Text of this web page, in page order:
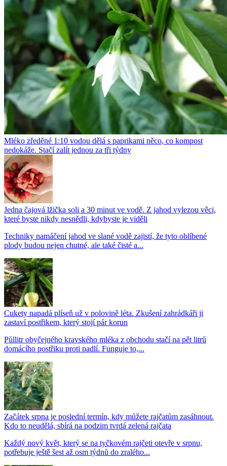
Mléko zředěné 1:10 vodou dělá s paprikami něco, co kompost
nedokáže. Stačí zalít jednou za tři týdny
Jedna čajová lžička soli a 30 minut ve vodě. Z jahod vylezou věci,
které byste nikdy nesnědli, kdybyste je viděli
Techniky namáčení jahod ve slané vodě zajistí, že tyto oblíbené
plody budou nejen chutné, ale také čisté a...
Cukety napadá plíseň už v polovině léta. Zkušení zahrádkáři ji
zastaví postřikem, který stojí pár korun
Půllitr obyčejného kravského mléka z obchodu stačí na pět litrů
domácího postřiku proti padlí. Funguje to,...
Začátek srpna je poslední termín, kdy můžete rajčatům zasáhnout.
Kdo to neudělá, sbírá na podzim tvrdá zelená rajčata
Každý nový květ, který se na tyčkovém rajčeti otevře v srpnu,
potřebuje ještě šest až osm týdnů do zralého...